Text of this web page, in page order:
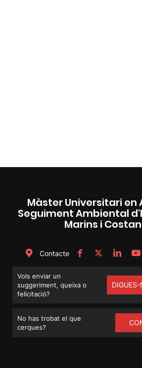
Màster Universitari en
Seguiment Ambiental
Marins i
Contacte
Vols enviar un
suggeriment, queixa o
felicitació?
No has trobat el que
cerques?